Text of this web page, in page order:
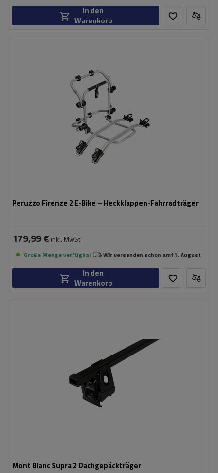
In den
Warenkorb
Peruzzo Firenze 2 E-Bike – Heckklappen-Fahrradträger
45 kg
kompatibel mit Elektrofahrrädern
Aluminiumkonstruktion
179,99 € inkl. MwSt
Große Menge verfügbar Wir versenden schon am11. August
In den
Warenkorb
Mont Blanc Supra 2 Dachgepäckträger